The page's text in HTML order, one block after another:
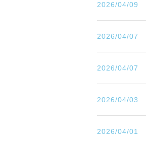
2026/04/09
2026/04/07
2026/04/07
2026/04/03
2026/04/01